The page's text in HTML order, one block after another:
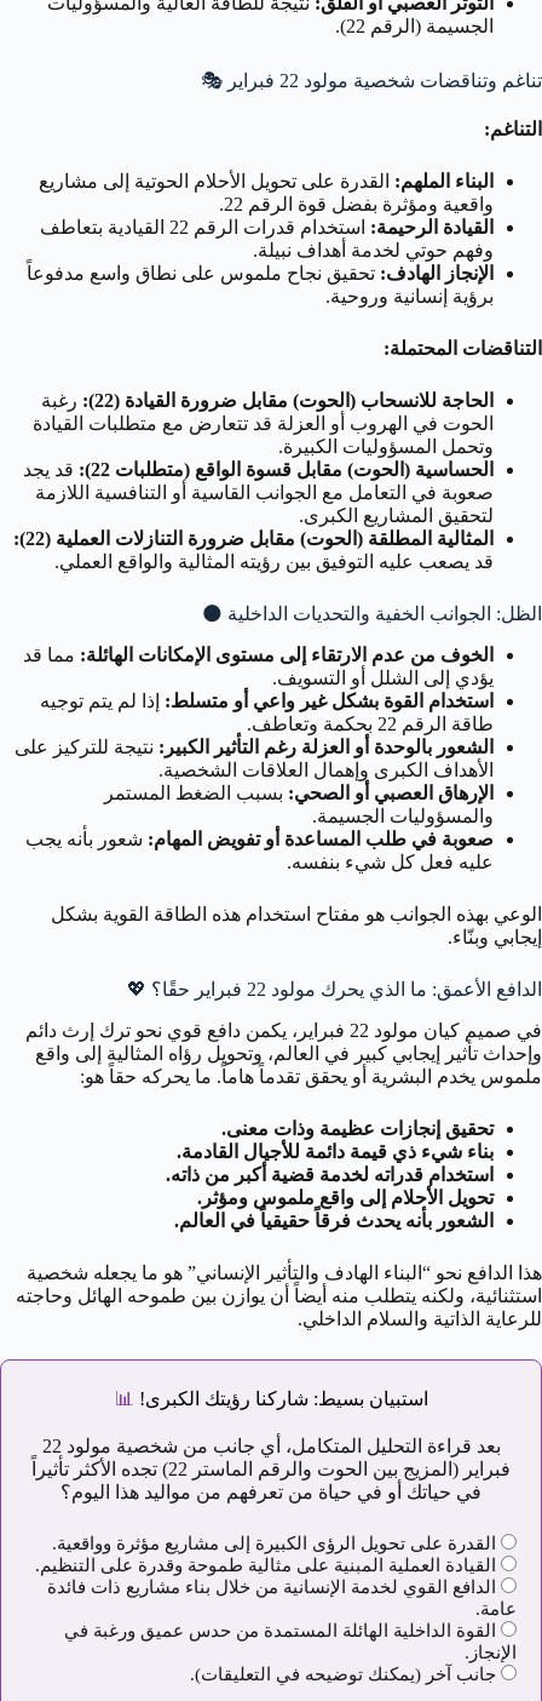
الجسيمة (الرقم 22).
تناغم وتناقضات شخصية مولود 22 فبراير 🎭
التناغم:
البناء الملهم: القدرة على تحويل الأحلام الحوتية إلى مشاريع
واقعية ومؤثرة بفضل قوة الرقم 22.
القيادة الرحيمة:
استخدام قدرات الرقم 22 القيادية بتعاطف
وفهم حوتي لخدمة أهداف نبيلة.
الإنجاز الهادف: تحقيق نجاح ملموس على نطاق واسع مدفوعاً
برؤية إنسانية وروحية.
التناقضات المحتملة:
الحاجة للانسحاب (الحوت) مقابل ضرورة القيادة (22):
رغبة
الحوت في الهروب أو العزلة قد تتعارض مع متطلبات القيادة
وتحمل المسؤوليات الكبيرة.
الحساسية (الحوت) مقابل قسوة الواقع (متطلبات 22):
قد يجد
صعوبة في التعامل مع الجوانب القاسية أو التنافسية اللازمة
لتحقيق المشاريع الكبرى.
المثالية المطلقة (الحوت) مقابل ضرورة التنازلات العملية (22):
قد يصعب عليه التوفيق بين رؤيته المثالية والواقع العملي.
الظل: الجوانب الخفية والتحديات الداخلية 🌑
الخوف من عدم الارتقاء إلى مستوى الإمكانات الهائلة: مما قد
يؤدي إلى الشلل أو التسويف.
استخدام القوة بشكل غير واعي أو متسلط: إذا لم يتم توجيه
طاقة الرقم 22 بحكمة وتعاطف.
الشعور بالوحدة أو العزلة رغم التأثير الكبير: نتيجة للتركيز على
الأهداف الكبرى وإهمال العلاقات الشخصية.
الإرهاق العصبي أو الصحي: بسبب الضغط المستمر
والمسؤوليات الجسيمة.
صعوبة في طلب المساعدة أو تفويض المهام: شعور بأنه يجب
عليه فعل كل شيء بنفسه.
الوعي بهذه الجوانب هو مفتاح استخدام هذه الطاقة القوية بشكل
إيجابي وبنّاء.
الدافع الأعمق: ما الذي يحرك مولود 22 فبراير حقًا؟
💖
في صميم كيان مولود 22 فبراير، يكمن دافع قوي نحو
ترك إرث دائم
وإحداث تأثير إيجابي كبير في العالم، وتحويل رؤاه المثالية إلى واقع
ملموس يخدم البشرية أو يحقق تقدماً هاماً. ما يحركه حقاً هو:
تحقيق إنجازات عظيمة وذات معنى.
بناء شيء ذي قيمة دائمة للأجيال القادمة.
استخدام قدراته لخدمة قضية أكبر من ذاته.
تحويل الأحلام إلى واقع ملموس ومؤثر.
الشعور بأنه يحدث فرقاً حقيقياً في العالم.
هذا الدافع نحو “البناء الهادف والتأثير الإنساني” هو ما يجعله شخصية
استثنائية، ولكنه يتطلب منه أيضاً أن يوازن بين طموحه الهائل وحاجته
للرعاية الذاتية والسلام الداخلي.
استبيان بسيط: شاركنا رؤيتك الكبرى! 📊
بعد قراءة التحليل المتكامل، أي جانب من شخصية مولود 22
فبراير (المزيج بين الحوت والرقم الماستر 22) تجده الأكثر تأثيراً
في حياتك أو في حياة من تعرفهم من مواليد هذا اليوم؟
القدرة على تحويل الرؤى الكبيرة إلى مشاريع مؤثرة وواقعية.
القيادة العملية المبنية على مثالية طموحة وقدرة على التنظيم.
الدافع القوي لخدمة الإنسانية من خلال بناء مشاريع ذات فائدة
عامة.
القوة الداخلية الهائلة المستمدة من حدس عميق ورغبة في
الإنجاز.
جانب آخر (يمكنك توضيحه في التعليقات).